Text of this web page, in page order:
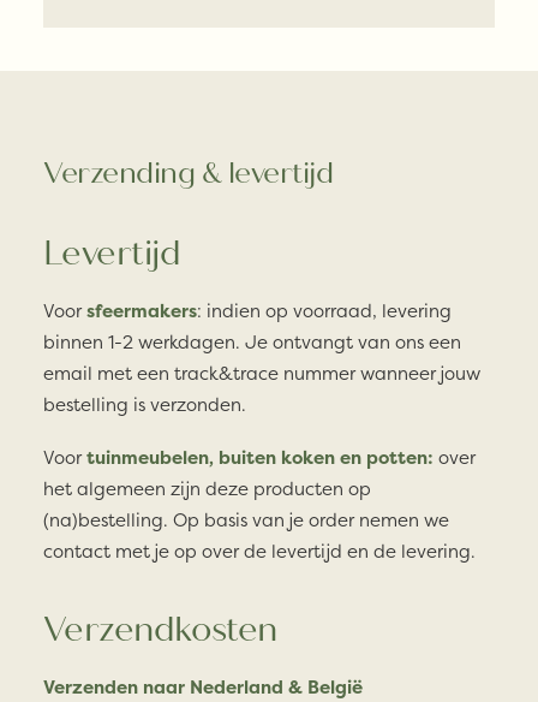
Verzending & levertijd
Levertijd
Voorsfeermakers: indien op voorraad, levering
binnen 1-2 werkdagen. Je ontvangt van ons een
email met een track&trace nummer wanneer jouw
bestelling is verzonden.
Voortuinmeubelen, buiten koken en potten: over
het algemeen zijn deze producten op
(na)bestelling. Op basis van je order nemen we
contact met je op over de levertijd en de levering.
Verzendkosten
Verzenden naar Nederland & België